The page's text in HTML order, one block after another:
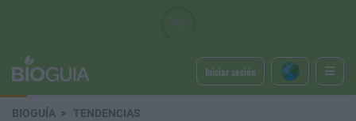
Iniciar sesión
BIOGUÍA TENDENCIAS